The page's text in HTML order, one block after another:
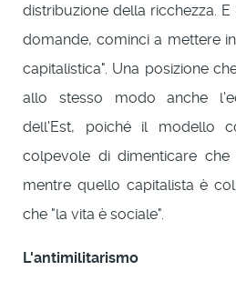
distribuzione della ricchezza.
domande, cominci a mettere
capitalistica". Una posizione
allo stesso modo anche
dell'Est, poiché il modello
colpevole di dimenticare
mentre quello capitalista è
che "la vita è sociale".
L'antimilitarismo